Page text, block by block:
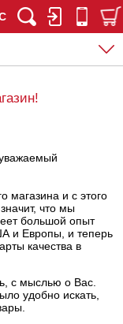
магазина и с этого
что мы
большой опыт
и Европы, и теперь
качества в
с мыслью о Вас.
удобно искать,